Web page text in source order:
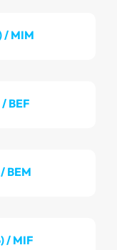
/ MIM
BEF
BEM
/ MIF